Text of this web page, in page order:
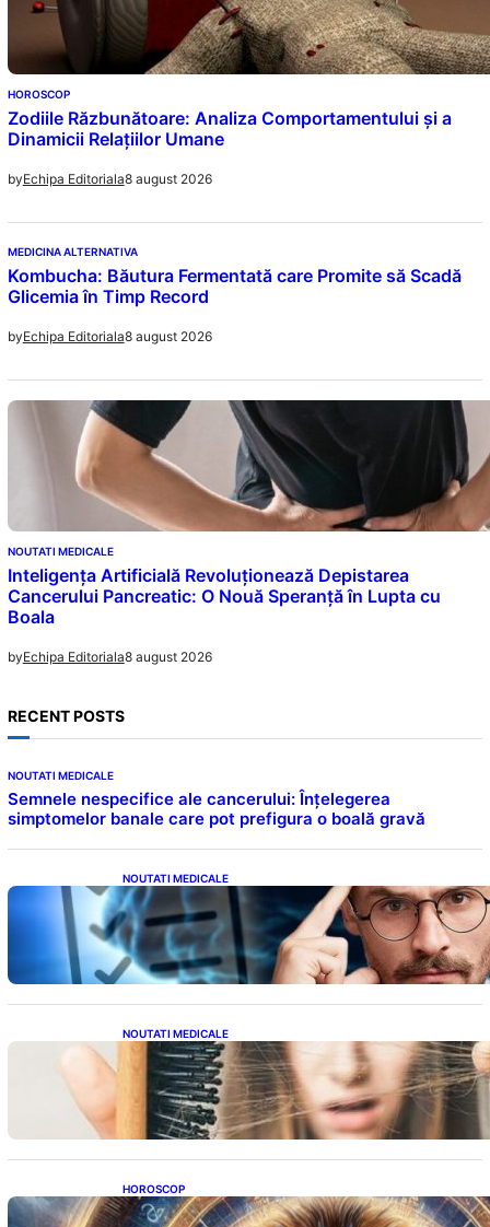
HOROSCOP
Zodiile Răzbunătoare: Analiza Comportamentului și a
Dinamicii Relațiilor Umane
byEchipa Editoriala8 august 2026
MEDICINA ALTERNATIVA
Kombucha: Băutura Fermentată care Promite să Scadă
Glicemia în Timp Record
byEchipa Editoriala8 august 2026
NOUTATI MEDICALE
Inteligența Artificială Revoluționează Depistarea
Cancerului Pancreatic: O Nouă Speranță în Lupta cu
Boala
byEchipa Editoriala8 august 2026
RECENT POSTS
NOUTATI MEDICALE
Semnele nespecifice ale cancerului: Înțelegerea
simptomelor banale care pot prefigura o boală gravă
NOUTATI MEDICALE
Inteligența dincolo de note: Semnele unui IQ
ridicat care nu țin de școală
NOUTATI MEDICALE
Semnele unei deficiențe de proteine:
Impactul asupra sănătății tale
HOROSCOP
Portalul Leului 8/8: Oportunități de